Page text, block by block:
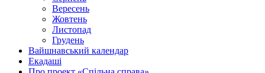
Вересень
Жовтень
Листопад
Грудень
Вайшнавський календар
Екадаші